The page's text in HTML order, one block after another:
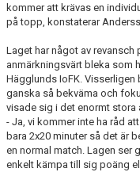
kommer att krävas en
på topp, konstaterar
Laget har något av revansch
anmärkningsvärt bleka som
Hägglunds IoFK.
ganska så bekväma och
visade sig i det enormt stora
- Ja, vi kommer inte ha råd
bara 2x20 minuter så det är
en normal match. Lagen ser
enkelt kämpa till sig poäng